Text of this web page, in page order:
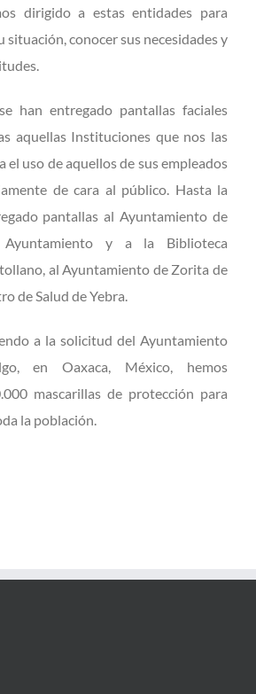
dirigido a estas entidades para
situación, conocer sus necesidades y
han entregado pantallas faciales
aquellas Instituciones que nos las
el uso de aquellos de sus empleados
de cara al público. Hasta la
pantallas al Ayuntamiento de
Ayuntamiento y a la Biblioteca
al Ayuntamiento de Zorita de
de Salud de Yebra.
a la solicitud del Ayuntamiento
en Oaxaca, México, hemos
mascarillas de protección para
la población.